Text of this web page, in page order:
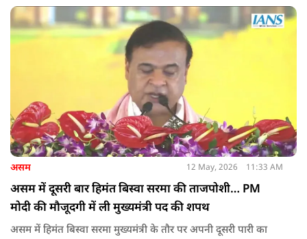
असम 12 May, 2026 11:33 AM
असम में दूसरी बार हिमंत बिस्वा सरमा की ताजपोशी… PM
मोदी की मौजूदगी में ली मुख्यमंत्री पद की शपथ
असम में हिमंत बिस्वा सरमा मुख्यमंत्री के तौर पर अपनी दूसरी पारी का